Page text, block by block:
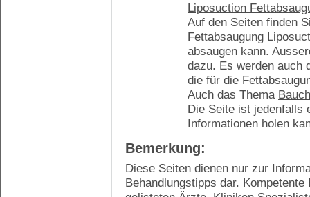
Liposuction
Auf den Seiten finden
Fettabsaugung
absaugen kann.
dazu. Es werden auch
die für die
Auch das Thema
Die Seite ist jedenfalls
Informationen holen
Bemerkung:
Diese Seiten dienen nur zur
Behandlungstipps dar.